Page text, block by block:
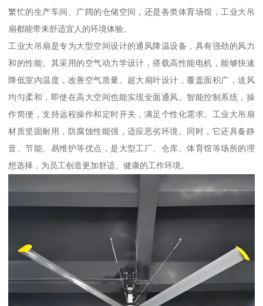
繁忙的生产车间、广阔的仓储空间，还是各类体育场馆，工业大吊
扇都能带来舒适宜人的环境体验。
工业大吊扇是专为大型空间设计的通风降温设备，具有强劲的风力
和的性能。其采用的空气动力学设计，搭载高性能电机，能够快速
降低室内温度，改善空气质量。超大扇叶设计，覆盖面积广，送风
均匀柔和，即使在高大空间也能实现全面通风。智能控制系统，操
作简便，支持远程操作和定时开关，满足个性化需求。工业大吊扇
材质坚固耐用，防腐蚀性能强，适应恶劣环境。同时，它还具备静
音、节能、易维护等优点，是大型工厂、仓库、体育馆等场所的理
想选择，为员工创造更加舒适、健康的工作环境。